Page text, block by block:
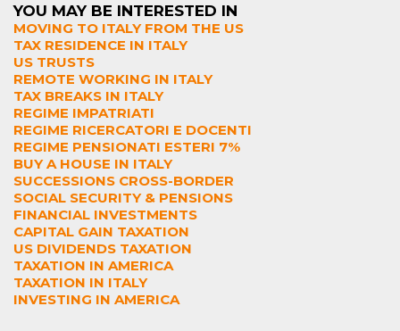
YOU MAY BE INTERESTED IN
MOVING TO ITALY FROM THE US
TAX RESIDENCE IN ITALY
US TRUSTS
REMOTE WORKING IN ITALY
TAX BREAKS IN ITALY
REGIME IMPATRIATI
REGIME RICERCATORI E DOCENTI
REGIME PENSIONATI ESTERI 7%
BUY A HOUSE IN ITALY
SUCCESSIONS CROSS-BORDER
SOCIAL SECURITY & PENSIONS
FINANCIAL INVESTMENTS
CAPITAL GAIN TAXATION
US DIVIDENDS TAXATION
TAXATION IN AMERICA
TAXATION IN ITALY
INVESTING IN AMERICA